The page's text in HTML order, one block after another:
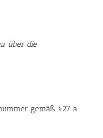
über die
gemäß §27 a